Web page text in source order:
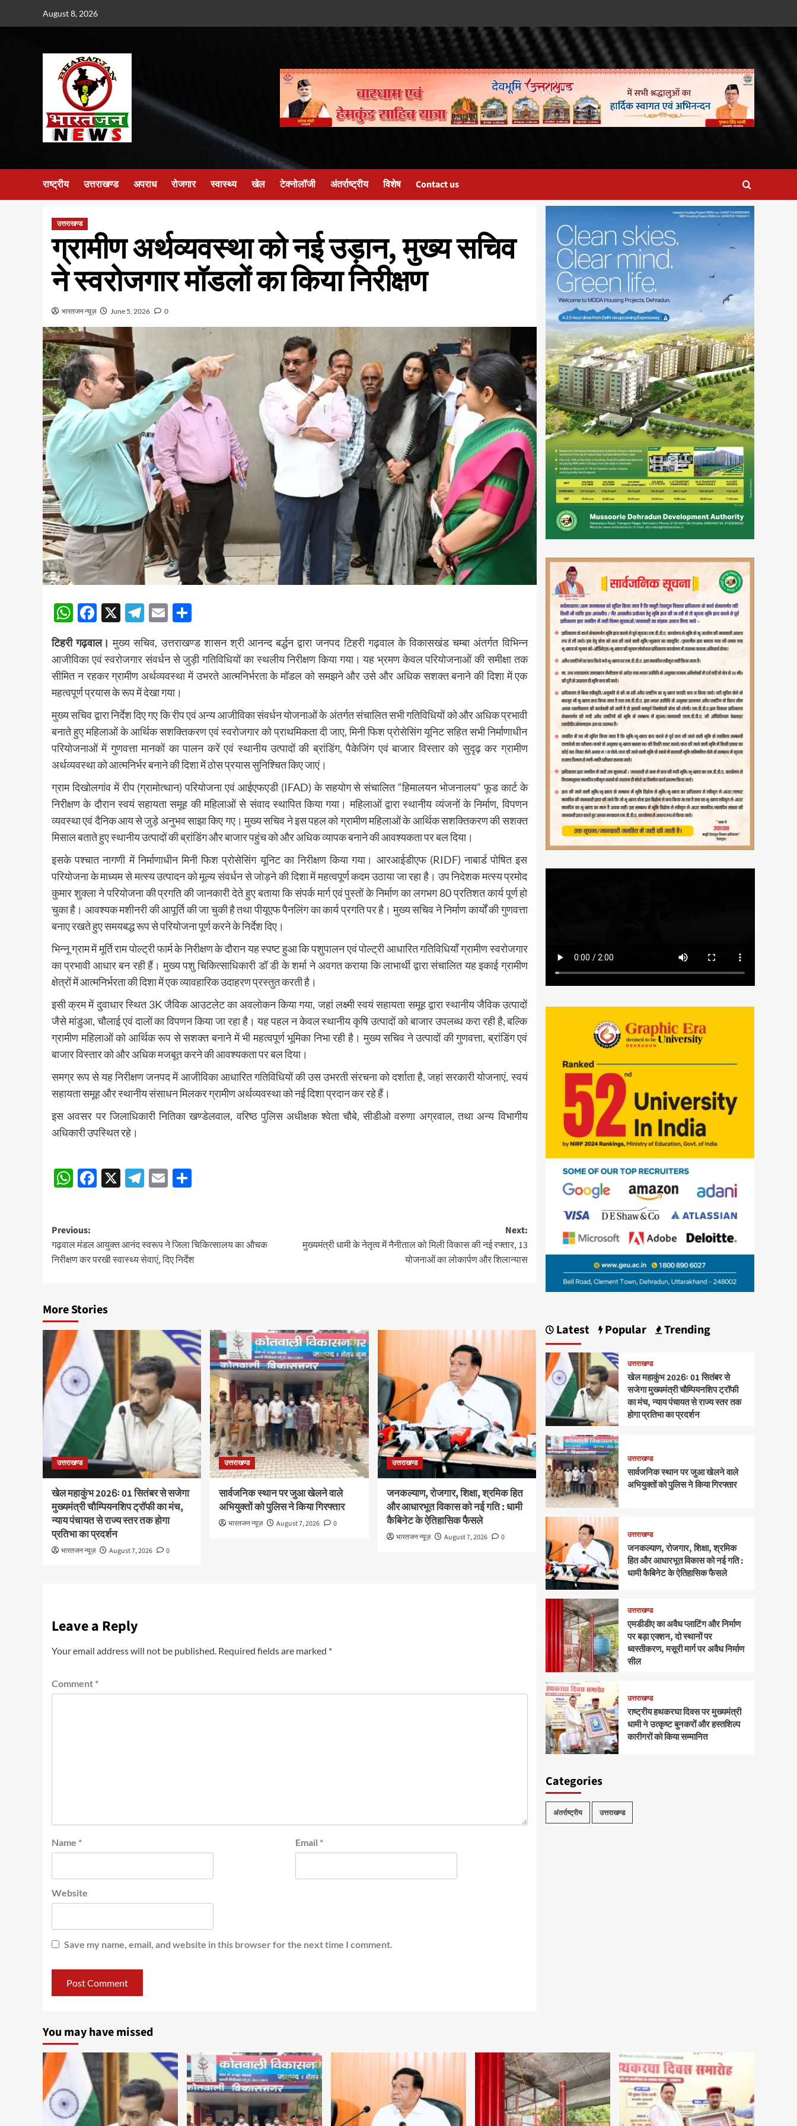
August 8, 2026
राष्ट्रीय उत्तराखण्ड अपराध रोजगार स्वास्थ्य खेल टेक्नोलॉजी अंतर्राष्ट्रीय विशेष Contact us
उत्तराखण्ड
ग्रामीण अर्थव्यवस्था को नई उड़ान, मुख्य सचिव
ने स्वरोजगार मॉडलों का किया निरीक्षण
भारतजन न्यूज़ June 5, 2026 0
WhatsApp
Facebook
X Telegram
Email
टिहरी गढ़वाल। मुख्य सचिव, उत्तराखण्ड शासन श्री आनन्द बर्द्धन द्वारा जनपद टिहरी गढ़वाल के विकासखंड चम्बा अंतर्गत विभिन्न
आजीविका एवं स्वरोजगार संवर्धन से जुड़ी गतिविधियों का स्थलीय निरीक्षण किया गया। यह भ्रमण केवल परियोजनाओं की समीक्षा तक
सीमित न रहकर ग्रामीण अर्थव्यवस्था में उभरते आत्मनिर्भरता के मॉडल को समझने और उसे और अधिक सशक्त बनाने की दिशा में एक
महत्वपूर्ण प्रयास के रूप में देखा गया।
मुख्य सचिव द्वारा निर्देश दिए गए कि रीप एवं अन्य आजीविका संवर्धन योजनाओं के अंतर्गत संचालित सभी गतिविधियों को और अधिक प्रभावी
बनाते हुए महिलाओं के आर्थिक सशक्तिकरण एवं स्वरोजगार को प्राथमिकता दी जाए, मिनी फिश प्रोसेसिंग यूनिट सहित सभी निर्माणाधीन
परियोजनाओं में गुणवत्ता मानकों का पालन करें एवं स्थानीय उत्पादों की ब्रांडिंग, पैकेजिंग एवं बाजार विस्तार को सुदृढ़ कर ग्रामीण
अर्थव्यवस्था को आत्मनिर्भर बनाने की दिशा में ठोस प्रयास सुनिश्चित किए जाएं।
ग्राम दिखोलगांव में रीप (ग्रामोत्थान) परियोजना एवं आईएफएडी (IFAD) के सहयोग से संचालित “हिमालयन भोजनालय” फूड कार्ट के
निरीक्षण के दौरान स्वयं सहायता समूह की महिलाओं से संवाद स्थापित किया गया। महिलाओं द्वारा स्थानीय व्यंजनों के निर्माण, विपणन
व्यवस्था एवं दैनिक आय से जुड़े अनुभव साझा किए गए। मुख्य सचिव ने इस पहल को ग्रामीण महिलाओं के आर्थिक सशक्तिकरण की सशक्त
मिसाल बताते हुए स्थानीय उत्पादों की ब्रांडिंग और बाजार पहुंच को और अधिक व्यापक बनाने की आवश्यकता पर बल दिया।
इसके पश्चात नागणी में निर्माणाधीन मिनी फिश प्रोसेसिंग यूनिट का निरीक्षण किया गया। आरआईडीएफ (RIDF) नाबार्ड पोषित इस
परियोजना के माध्यम से मत्स्य उत्पादन को मूल्य संवर्धन से जोड़ने की दिशा में महत्वपूर्ण कदम उठाया जा रहा है। उप निदेशक मत्स्य प्रमोद
कुमार शुक्ला ने परियोजना की प्रगति की जानकारी देते हुए बताया कि संपर्क मार्ग एवं पुस्तों के निर्माण का लगभग 80 प्रतिशत कार्य पूर्ण हो
चुका है। आवश्यक मशीनरी की आपूर्ति की जा चुकी है तथा पीयूएफ पैनलिंग का कार्य प्रगति पर है। मुख्य सचिव ने निर्माण कार्यों की गुणवत्ता
बनाए रखते हुए समयबद्ध रूप से परियोजना पूर्ण करने के निर्देश दिए।
भिन्नू ग्राम में मूर्ति राम पोल्ट्री फार्म के निरीक्षण के दौरान यह स्पष्ट हुआ कि पशुपालन एवं पोल्ट्री आधारित गतिविधियाँ ग्रामीण स्वरोजगार
का प्रभावी आधार बन रही हैं। मुख्य पशु चिकित्साधिकारी डॉ डी के शर्मा ने अवगत कराया कि लाभार्थी द्वारा संचालित यह इकाई ग्रामीण
क्षेत्रों में आत्मनिर्भरता की दिशा में एक व्यावहारिक उदाहरण प्रस्तुत करती है।
इसी क्रम में दुवाधार स्थित 3K जैविक आउटलेट का अवलोकन किया गया, जहां लक्ष्मी स्वयं सहायता समूह द्वारा स्थानीय जैविक उत्पादों
जैसे मांडुआ, चौलाई एवं दालों का विपणन किया जा रहा है। यह पहल न केवल स्थानीय कृषि उत्पादों को बाजार उपलब्ध करा रही है, बल्कि
ग्रामीण महिलाओं को आर्थिक रूप से सशक्त बनाने में भी महत्वपूर्ण भूमिका निभा रही है। मुख्य सचिव ने उत्पादों की गुणवत्ता, ब्रांडिंग एवं
बाजार विस्तार को और अधिक मजबूत करने की आवश्यकता पर बल दिया।
समग्र रूप से यह निरीक्षण जनपद में आजीविका आधारित गतिविधियों की उस उभरती संरचना को दर्शाता है, जहां सरकारी योजनाएं, स्वयं
सहायता समूह और स्थानीय संसाधन मिलकर ग्रामीण अर्थव्यवस्था को नई दिशा प्रदान कर रहे हैं।
इस अवसर पर जिलाधिकारी नितिका खण्डेलवाल, वरिष्ठ पुलिस अधीक्षक श्वेता चौबे, सीडीओ वरुणा अग्रवाल, तथा अन्य विभागीय
अधिकारी उपस्थित रहे।
Post
navigation
WhatsApp
Facebook
X Telegram
Email
Post
navigation
Previous:
गढ़वाल मंडल आयुक्त आनंद स्वरूप ने जिला चिकित्सालय का औचक
निरीक्षण कर परखी स्वास्थ्य सेवाएं, दिए निर्देश
Next:
मुख्यमंत्री धामी के नेतृत्व में नैनीताल को मिली विकास की नई रफ्तार, 13
योजनाओं का लोकार्पण और शिलान्यास
More Stories
उत्तराखण्ड
खेल महाकुंभ 2026ः 01 सितंबर से सजेगा
मुख्यमंत्री चौम्पियनशिप ट्रॉफी का मंच,
न्याय पंचायत से राज्य स्तर तक होगा
प्रतिभा का प्रदर्शन
भारतजन न्यूज़ August 7, 2026 0
उत्तराखण्ड
सार्वजनिक स्थान पर जुआ खेलने वाले
अभियुक्तों को पुलिस ने किया गिरफ्तार
भारतजन न्यूज़ August 7, 2026 0
उत्तराखण्ड
जनकल्याण, रोजगार, शिक्षा, श्रमिक हित
और आधारभूत विकास को नई गति : धामी
कैबिनेट के ऐतिहासिक फैसले
भारतजन न्यूज़ August 7, 2026 0
Leave a Reply
Your email address will not be published. Required fields are marked *
Comment *
Name * Email *
Website
Save my name, email, and website in this browser for the next time I comment.
Latest Popular Trending
उत्तराखण्ड
खेल महाकुंभ 2026ः 01 सितंबर से
सजेगा मुख्यमंत्री चौम्पियनशिप ट्रॉफी
का मंच, न्याय पंचायत से राज्य स्तर तक
होगा प्रतिभा का प्रदर्शन
उत्तराखण्ड
सार्वजनिक स्थान पर जुआ खेलने वाले
अभियुक्तों को पुलिस ने किया गिरफ्तार
उत्तराखण्ड
जनकल्याण, रोजगार, शिक्षा, श्रमिक
हित और आधारभूत विकास को नई गति :
धामी कैबिनेट के ऐतिहासिक फैसले
उत्तराखण्ड
एमडीडीए का अवैध प्लाटिंग और निर्माण
पर बड़ा एक्शन, दो स्थानों पर
ध्वस्तीकरण, मसूरी मार्ग पर अवैध निर्माण
सील
उत्तराखण्ड
राष्ट्रीय हथकरघा दिवस पर मुख्यमंत्री
धामी ने उत्कृष्ट बुनकरों और हस्तशिल्प
कारीगरों को किया सम्मानित
Categories
अंतर्राष्ट्रीय उत्तराखण्ड
You may have missed